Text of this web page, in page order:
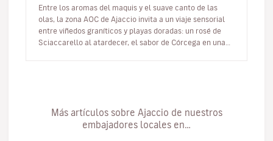
Entre los aromas del maquis y el suave canto de las
olas, la zona AOC de Ajaccio invita a un viaje sensorial
entre viñedos graníticos y playas doradas: un rosé de
Sciaccarello al atardecer, el sabor de Córcega en una
Más artículos sobre Ajaccio de nuestros
embajadores locales en…